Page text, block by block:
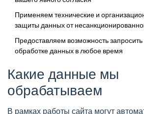
Применяем технические и
защиты данных от
Предоставляем возможность
обработке данных в любое время
Какие данные мы
обрабатываем
В рамках работы сайта могут